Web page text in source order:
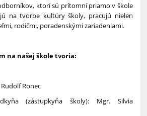
ktorí sú prítomní priamo v škole
na tvorbe kultúry školy, pracujú nielen
rodičmi, poradenskými zariadeniami.
na našej škole tvoria:
Ronec
(zástupkyňa školy): Mgr. Silvia